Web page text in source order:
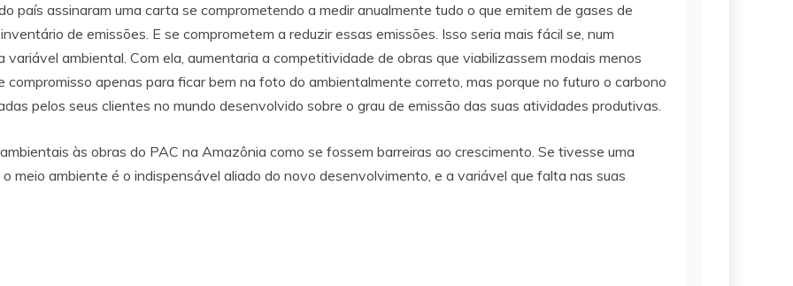
país assinaram uma carta se comprometendo a medir anualmente tudo o que emitem de gases de
de emissões. E se comprometem a reduzir essas emissões. Isso seria mais fácil se, num
ambiental. Com ela, aumentaria a competitividade de obras que viabilizassem modais menos
compromisso apenas para ficar bem na foto do ambientalmente correto, mas porque no futuro o carbono
pelos seus clientes no mundo desenvolvido sobre o grau de emissão das suas atividades produtivas.
às obras do PAC na Amazônia como se fossem barreiras ao crescimento. Se tivesse uma
meio ambiente é o indispensável aliado do novo desenvolvimento, e a variável que falta nas suas